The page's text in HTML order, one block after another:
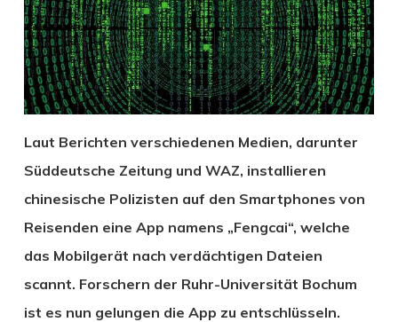
Laut Berichten verschiedenen Medien, darunter
Süddeutsche Zeitung und WAZ, installieren
chinesische Polizisten auf den Smartphones von
Reisenden eine App namens „Fengcai“, welche
das Mobilgerät nach verdächtigen Dateien
scannt. Forschern der Ruhr-Universität Bochum
ist es nun gelungen die App zu entschlüsseln.